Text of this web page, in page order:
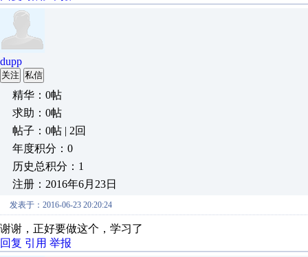
dupp
关注 私信
精华：0帖
求助：0帖
帖子：0帖 | 2回
年度积分：0
历史总积分：1
注册：2016年6月23日
发表于：2016-06-23 20:20:24
谢谢，正好要做这个，学习了
回复 引用 举报